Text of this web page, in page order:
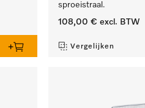
sproeistraal.
108,00 € excl. BTW
Vergelijken